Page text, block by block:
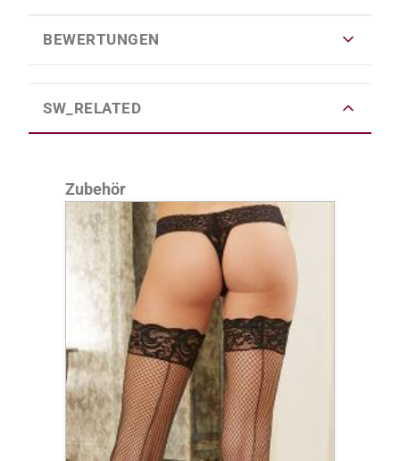
BEWERTUNGEN
SW_RELATED
Produktgalerie überspringen
Zubehör